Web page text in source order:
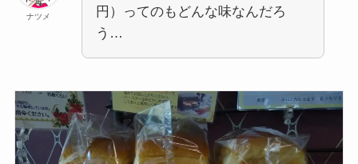
ナツメ
円）ってのもどんな味なんだろ
う…